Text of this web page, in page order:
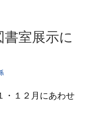
室展示に
・１２ 月にあわせ